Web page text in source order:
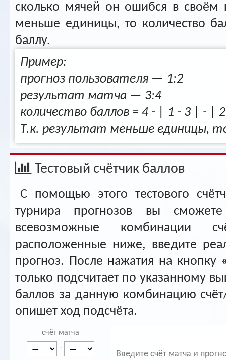
сколько мячей он ошибся в своём
меньше единицы, то количество
баллу.
Пример:
прогноз пользователя — 1:2
результат матча — 3:4
количество баллов = 4 - | 1 - 3 | - |
Т.к. результат меньше единицы,
Тестовый счётчик баллов
С помощью этого тестового
турнира прогнозов вы
всевозможные комбинации
расположенные ниже, введите
прогноз. После нажатия на кнопку
только подсчитает по указанному
баллов за данную комбинацию
опишет ход подсчёта.
счёт матча
Введите счёт матча и
: